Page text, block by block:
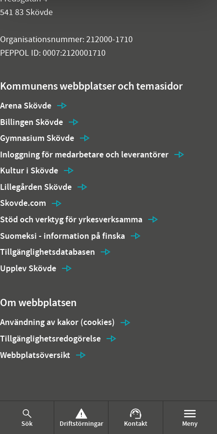
Sök Driftstörningar Kontakt Meny
541 83 Skövde
Organisationsnummer: 212000-1710
PEPPOL ID: 0007:2120001710
Kommunens webbplatser och temasidor
Arena Skövde
Billingen Skövde
Gymnasium Skövde
Inloggning för medarbetare och leverantörer
Kultur i Skövde
Lillegården Skövde
Skovde.com
Stöd och verktyg för yrkesverksamma
Suomeksi - information på finska
Tillgänglighetsdatabasen
Upplev Skövde
Om webbplatsen
Användning av kakor (cookies)
Tillgänglighetsredogörelse
Webbplatsöversikt